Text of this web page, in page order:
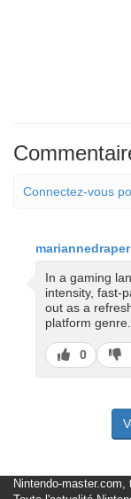
Connectez-vous
mariannedraper
In a gaming
intensity, fast-
out as a
platform genre.
J’aime
0
Nintendo-